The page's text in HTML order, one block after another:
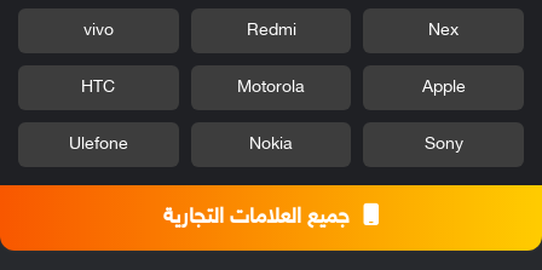
Nex
Redmi
vivo
Apple
Motorola
HTC
Sony
Nokia
Ulefone
جميع العلامات التجارية